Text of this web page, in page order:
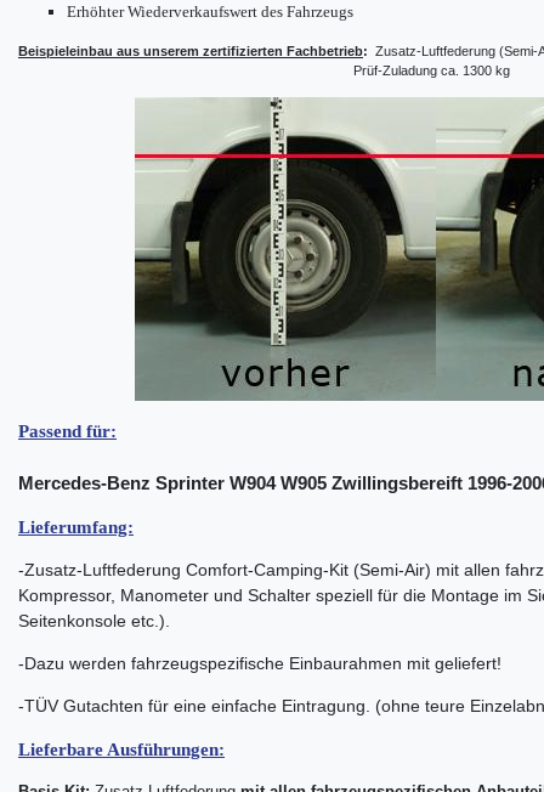
Erhöhter Wiederverkaufswert des Fahrzeugs
Beispieleinbau aus unserem zertifizierten Fachbetrieb: Zusatz-Luftfederung (Semi-
Prüf-Zuladung ca. 1300 kg
Passend für:
Mercedes-Benz Sprinter W904 W905 Zwillingsbereift 1996-
Lieferumfang:
-Zusatz-Luftfederung Comfort-Camping-Kit (Semi-Air) mit allen
Kompressor, Manometer und Schalter speziell für die Montage im
Seitenkonsole etc.).
-Dazu werden fahrzeugspezifische Einbaurahmen mit geliefert!
-TÜV Gutachten für eine einfache Eintragung. (ohne teure
Lieferbare Ausführungen: